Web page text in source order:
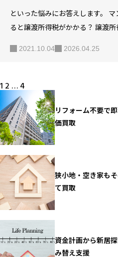
といった悩みにお答えします。
ると譲渡所得税がかかる？ 譲渡
な金額が動くマンション売却では
で、できるだけ税金を抑えたいも
却の税金には、さまざまな特例が
ことで、税金を抑えることや損が
能性もあるのです。 この記事では
できる控除や特例について分かり
分でわかる】…
2021.10.04 2026.04.25
投
稿
ペ
ー
ジ
送
り
1 2 … 4
リフォーム不要で
価買取
狭小地・空き家も
て買取
資金計画から新居
み替え支援